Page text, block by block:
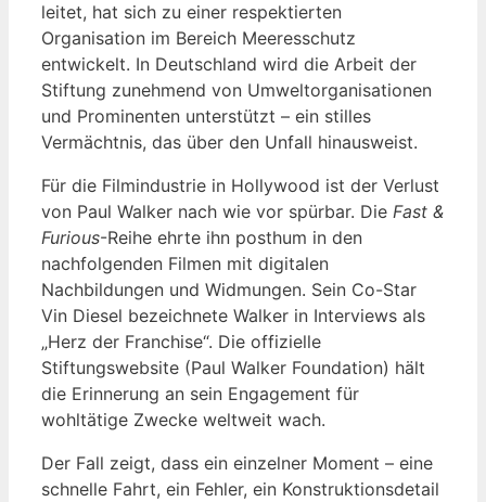
leitet, hat sich zu einer respektierten
Organisation im Bereich Meeresschutz
entwickelt. In Deutschland wird die Arbeit der
Stiftung zunehmend von Umweltorganisationen
und Prominenten unterstützt – ein stilles
Vermächtnis, das über den Unfall hinausweist.
Für die Filmindustrie in Hollywood ist der Verlust
von Paul Walker nach wie vor spürbar. Die Fast &
Furious-Reihe ehrte ihn posthum in den
nachfolgenden Filmen mit digitalen
Nachbildungen und Widmungen. Sein Co-Star
Vin Diesel bezeichnete Walker in Interviews als
„Herz der Franchise“. Die offizielle
Stiftungswebsite (Paul Walker Foundation) hält
die Erinnerung an sein Engagement für
wohltätige Zwecke weltweit wach.
Der Fall zeigt, dass ein einzelner Moment – eine
schnelle Fahrt, ein Fehler, ein Konstruktionsdetail